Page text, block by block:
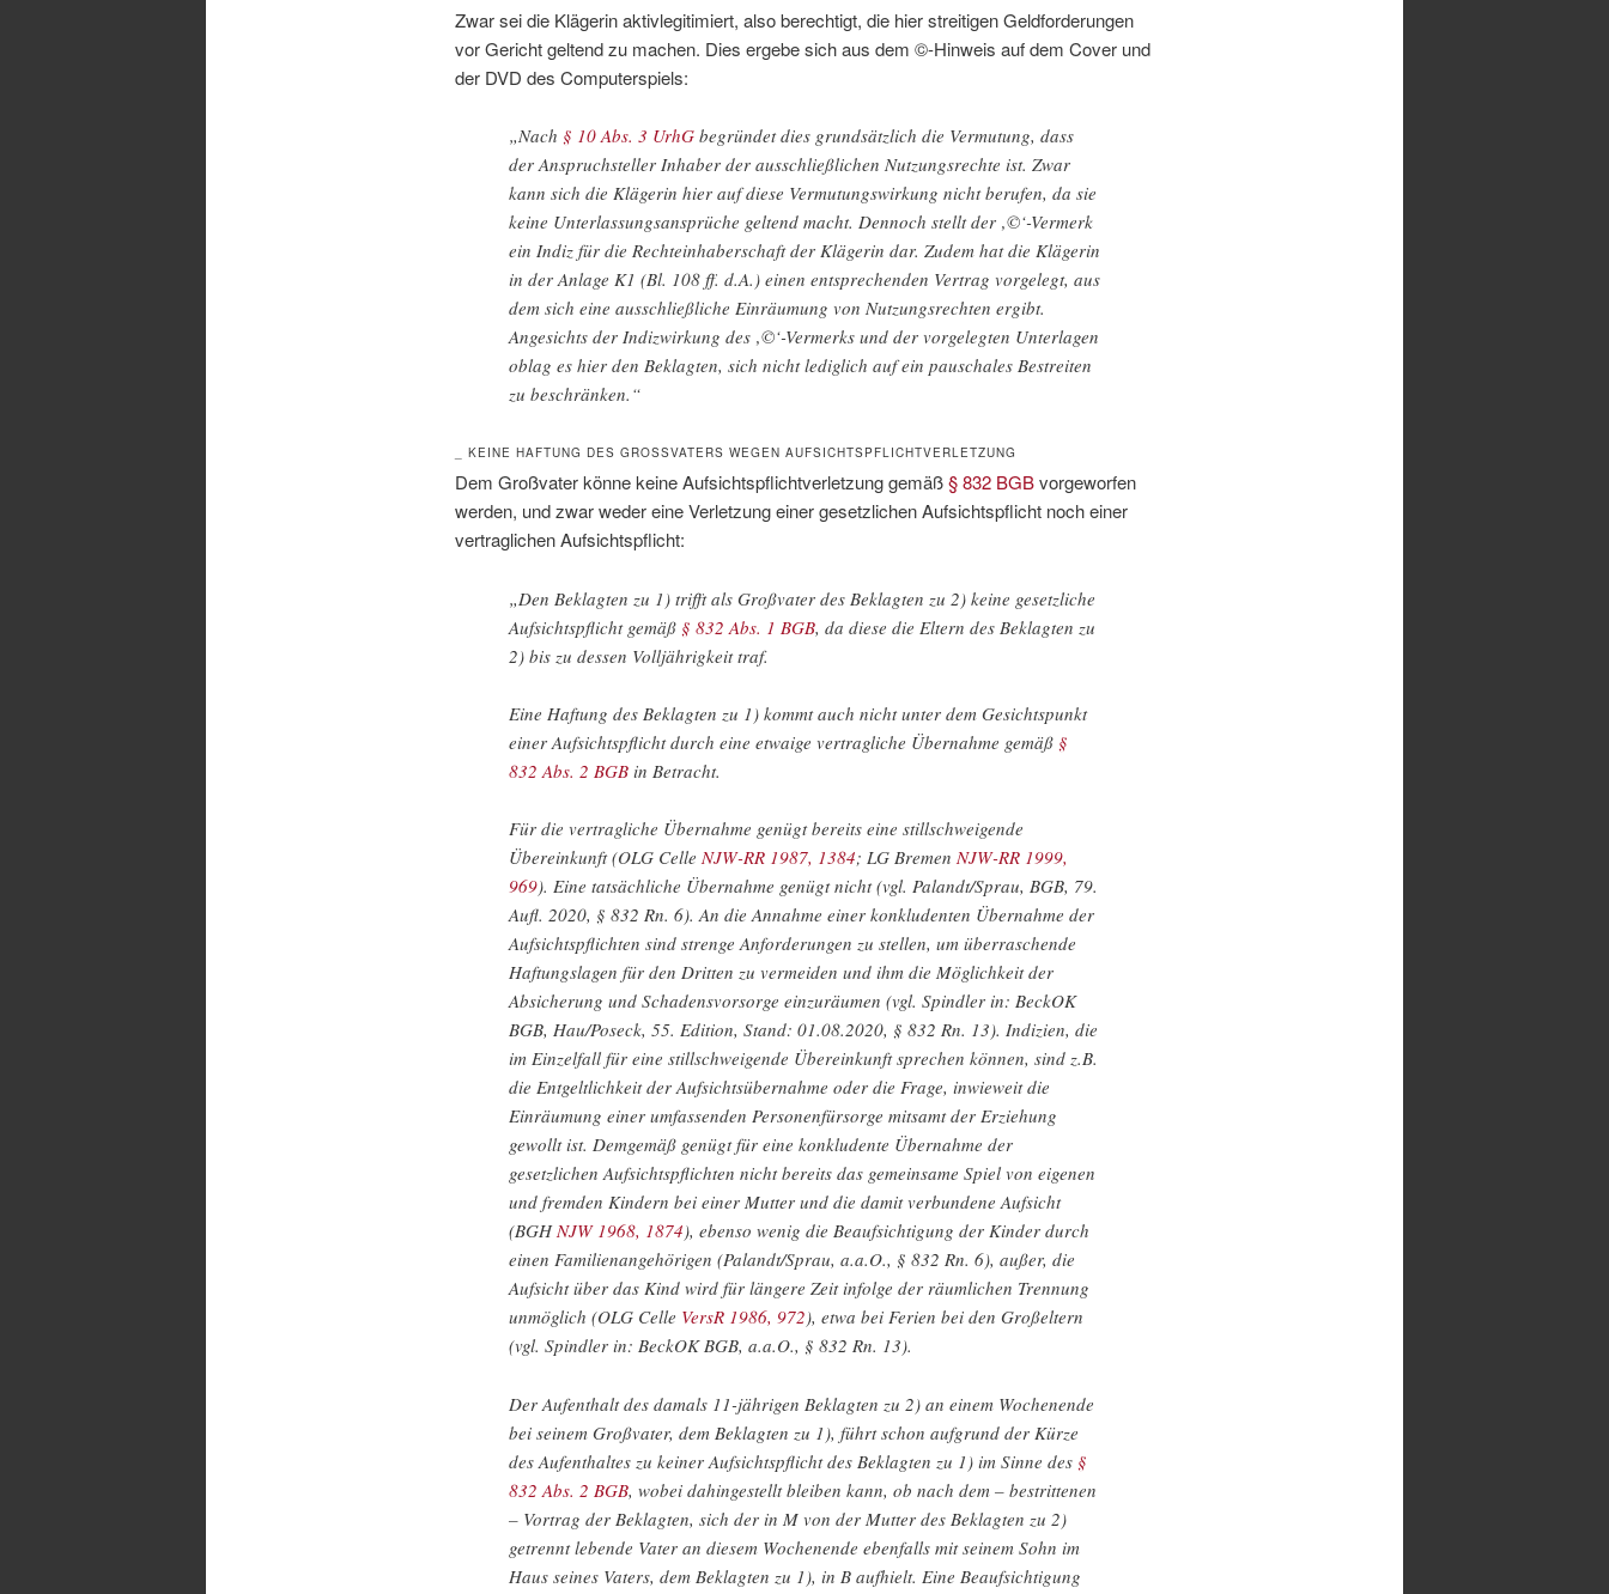
Zwar sei die Klägerin aktivlegitimiert, also berechtigt, die hier streitigen Geldforderungen
vor Gericht geltend zu machen. Dies ergebe sich aus dem ©-Hinweis auf dem Cover und
der DVD des Computerspiels:
„Nach § 10 Abs. 3 UrhGbegründet dies grundsätzlich die Vermutung, dass
der Anspruchsteller Inhaber der ausschließlichen Nutzungsrechte ist. Zwar
kann sich die Klägerin hier auf diese Vermutungswirkung nicht berufen, da sie
keine Unterlassungsansprüche geltend macht. Dennoch stellt der ‚©‘-Vermerk
ein Indiz für die Rechteinhaberschaft der Klägerin dar. Zudem hat die Klägerin
in der Anlage K1 (Bl. 108 ff. d.A.) einen entsprechenden Vertrag vorgelegt, aus
dem sich eine ausschließliche Einräumung von Nutzungsrechten ergibt.
Angesichts der Indizwirkung des ‚©‘-Vermerks und der vorgelegten Unterlagen
oblag es hier den Beklagten, sich nicht lediglich auf ein pauschales Bestreiten
zu beschränken.“
_ KEINE HAFTUNG DES GROSSVATERS WEGEN AUFSICHTSPFLICHTVERLETZUNG
Dem Großvater könne keine Aufsichtspflichtverletzung gemäß§ 832 BGBvorgeworfen
werden, und zwar weder eine Verletzung einer gesetzlichen Aufsichtspflicht noch einer
vertraglichen Aufsichtspflicht:
„Den Beklagten zu 1) trifft als Großvater des Beklagten zu 2) keine gesetzliche
Aufsichtspflicht gemäß § 832 Abs. 1 BGB, da diese die Eltern des Beklagten zu
2) bis zu dessen Volljährigkeit traf.
Eine Haftung des Beklagten zu 1) kommt auch nicht unter dem Gesichtspunkt
einer Aufsichtspflicht durch eine etwaige vertragliche Übernahme gemäß §
832 Abs. 2 BGBin Betracht.
Für die vertragliche Übernahme genügt bereits eine stillschweigende
Übereinkunft (OLG Celle NJW-RR 1987, 1384; LG Bremen NJW-RR 1999,
969). Eine tatsächliche Übernahme genügt nicht (vgl. Palandt/Sprau, BGB, 79.
Aufl. 2020, § 832 Rn. 6). An die Annahme einer konkludenten Übernahme der
Aufsichtspflichten sind strenge Anforderungen zu stellen, um überraschende
Haftungslagen für den Dritten zu vermeiden und ihm die Möglichkeit der
Absicherung und Schadensvorsorge einzuräumen (vgl. Spindler in: BeckOK
BGB, Hau/Poseck, 55. Edition, Stand: 01.08.2020, § 832 Rn. 13). Indizien, die
im Einzelfall für eine stillschweigende Übereinkunft sprechen können, sind z.B.
die Entgeltlichkeit der Aufsichtsübernahme oder die Frage, inwieweit die
Einräumung einer umfassenden Personenfürsorge mitsamt der Erziehung
gewollt ist. Demgemäß genügt für eine konkludente Übernahme der
gesetzlichen Aufsichtspflichten nicht bereits das gemeinsame Spiel von eigenen
und fremden Kindern bei einer Mutter und die damit verbundene Aufsicht
(BGHNJW 1968, 1874), ebenso wenig die Beaufsichtigung der Kinder durch
einen Familienangehörigen (Palandt/Sprau, a.a.O., § 832 Rn. 6), außer, die
Aufsicht über das Kind wird für längere Zeit infolge der räumlichen Trennung
unmöglich (OLG Celle VersR 1986, 972), etwa bei Ferien bei den Großeltern
(vgl. Spindler in: BeckOK BGB, a.a.O., § 832 Rn. 13).
Der Aufenthalt des damals 11-jährigen Beklagten zu 2) an einem Wochenende
bei seinem Großvater, dem Beklagten zu 1), führt schon aufgrund der Kürze
des Aufenthaltes zu keiner Aufsichtspflicht des Beklagten zu 1) im Sinne des §
832 Abs. 2 BGB, wobei dahingestellt bleiben kann, ob nach dem – bestrittenen
– Vortrag der Beklagten, sich der in M von der Mutter des Beklagten zu 2)
getrennt lebende Vater an diesem Wochenende ebenfalls mit seinem Sohn im
Haus seines Vaters, dem Beklagten zu 1), in B aufhielt. Eine Beaufsichtigung